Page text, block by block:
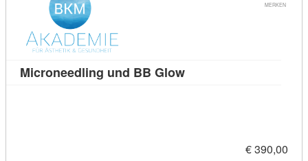
MERKEN
Microneedling und BB GlowKursdetail:
€ 390,00